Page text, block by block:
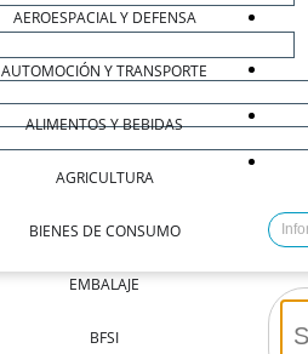
AEROESPACIAL Y DEFENSA
AUTOMOCIÓN Y TRANSPORTE
ALIMENTOS Y BEBIDAS
AGRICULTURA
BIENES DE CONSUMO
EMBALAJE
BFSI